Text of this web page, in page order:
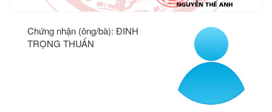
Chứng nhận (ông/bà): ĐINH
TRỌNG THUẤN